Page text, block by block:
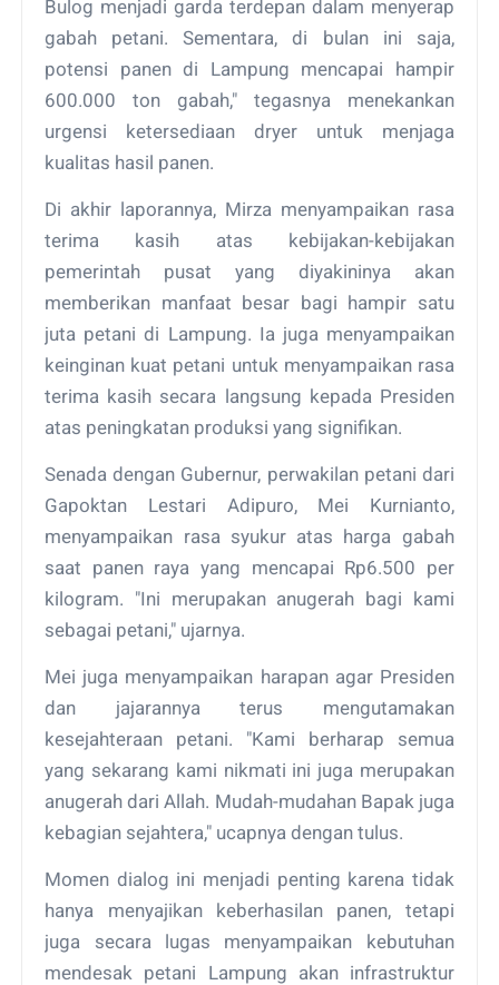
Bulog menjadi garda terdepan dalam menyerap
gabah petani. Sementara, di bulan ini saja,
potensi panen di Lampung mencapai hampir
600.000 ton gabah," tegasnya menekankan
urgensi ketersediaan dryer untuk menjaga
kualitas hasil panen.
Di akhir laporannya, Mirza menyampaikan rasa
terima kasih atas kebijakan-kebijakan
pemerintah pusat yang diyakininya akan
memberikan manfaat besar bagi hampir satu
juta petani di Lampung. Ia juga menyampaikan
keinginan kuat petani untuk menyampaikan rasa
terima kasih secara langsung kepada Presiden
atas peningkatan produksi yang signifikan.
Senada dengan Gubernur, perwakilan petani dari
Gapoktan Lestari Adipuro, Mei Kurnianto,
menyampaikan rasa syukur atas harga gabah
saat panen raya yang mencapai Rp6.500 per
kilogram. "Ini merupakan anugerah bagi kami
sebagai petani," ujarnya.
Mei juga menyampaikan harapan agar Presiden
dan jajarannya terus mengutamakan
kesejahteraan petani. "Kami berharap semua
yang sekarang kami nikmati ini juga merupakan
anugerah dari Allah. Mudah-mudahan Bapak juga
kebagian sejahtera," ucapnya dengan tulus.
Momen dialog ini menjadi penting karena tidak
hanya menyajikan keberhasilan panen, tetapi
juga secara lugas menyampaikan kebutuhan
mendesak petani Lampung akan infrastruktur